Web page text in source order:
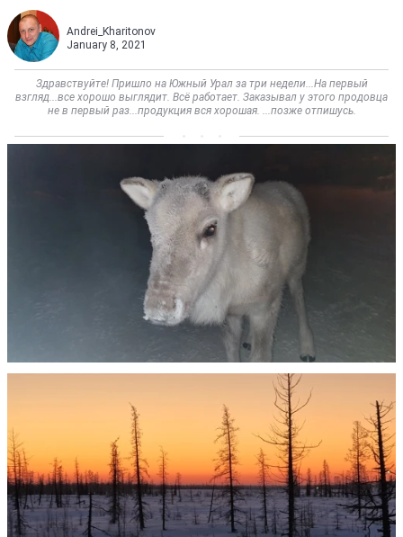
Andrei_Kharitonov
January 8, 2021
Здравствуйте! Пришло на Южный Урал за три недели...На первый
взгляд...все хорошо выглядит. Всё работает. Заказывал у этого продовца
не в первый раз...продукция вся хорошая. ...позже отпишусь.            